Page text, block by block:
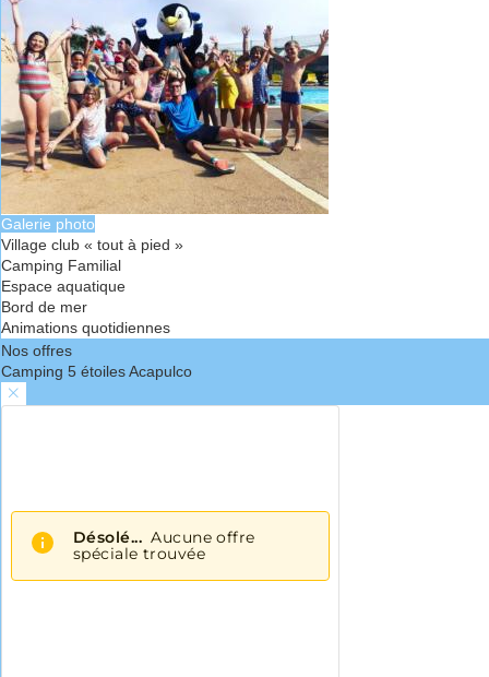
Galerie photo
Village club « tout à pied »
Camping Familial
Espace aquatique
Bord de mer
Animations quotidiennes
Nos offres
Camping 5 étoiles Acapulco